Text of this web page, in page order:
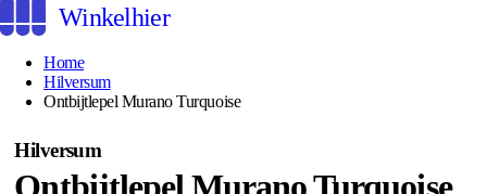
Winkelhier
Home
Hilversum
Ontbijtlepel Murano Turquoise
Hilversum